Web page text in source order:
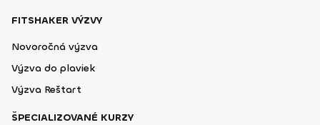
FITSHAKER VÝZVY
Novoročná výzva
Výzva do plaviek
Výzva Reštart
ŠPECIALIZOVANÉ KURZY